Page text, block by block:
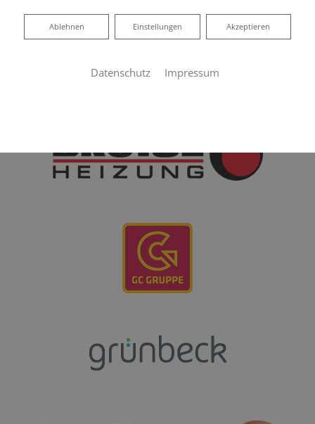
Realisierung Ihrer Aufträge.
Akzeptieren
Einstellungen
Ablehnen
Ablehnen
Datenschutz Impressum